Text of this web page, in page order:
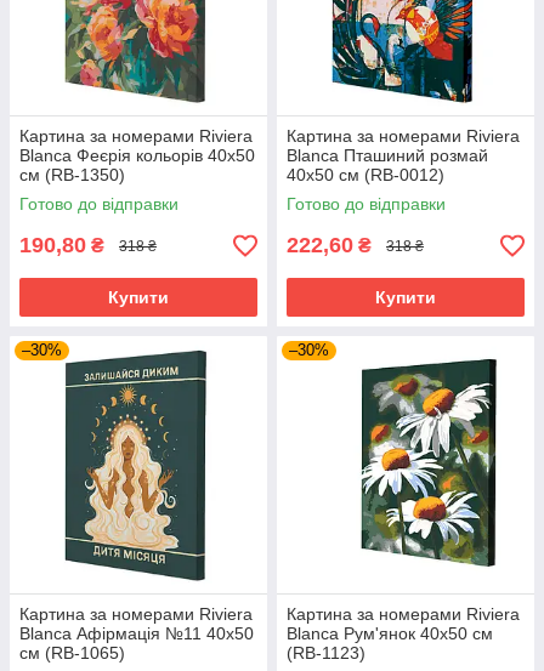
Картина за номерами Riviera
Blanca Феєрія кольорів 40x50
см (RB-1350)
Готово до відправки
190,80 ₴ 318 ₴
Купити
Картина за номерами Riviera
Blanca Пташиний розмай
40x50 см (RB-0012)
Готово до відправки
222,60 ₴ 318 ₴
Купити
–30%
Картина за номерами Riviera
Blanca Афірмація №11 40x50
см (RB-1065)
–30%
Картина за номерами Riviera
Blanca Рум'янок 40x50 см
(RB-1123)